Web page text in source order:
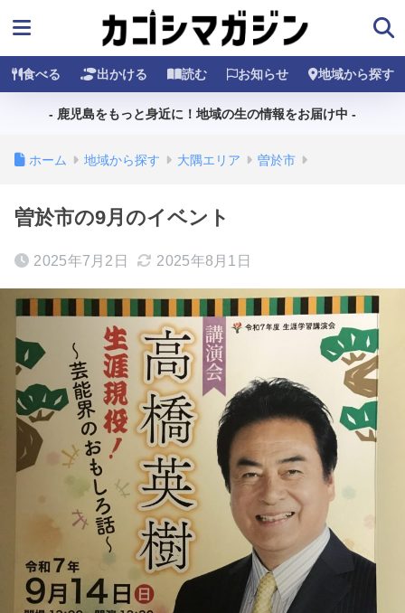
食べる 出かける 読む お知らせ 地域から探す
- 鹿児島をもっと身近に！地域の生の情報をお届け中 -
ホーム 地域から探す 大隅エリア 曽於市
曽於市の9月のイベント
2025年7月2日 2025年8月1日